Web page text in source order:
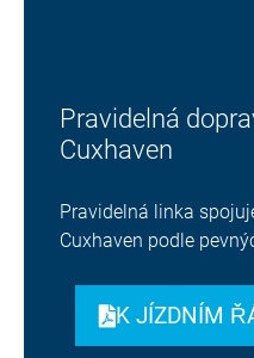
Pravidelná
Cuxhaven
Pravidelná linka
Cuxhaven podle
K JÍZDNÍM